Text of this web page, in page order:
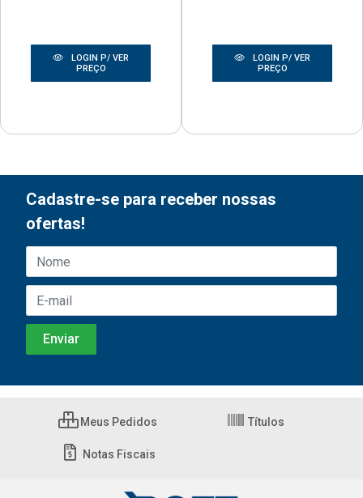
LOGIN P/ VER
PREÇO
LOGIN P/ VER
PREÇO
Cadastre-se para receber nossas
ofertas!
Meus Pedidos Títulos
Notas Fiscais